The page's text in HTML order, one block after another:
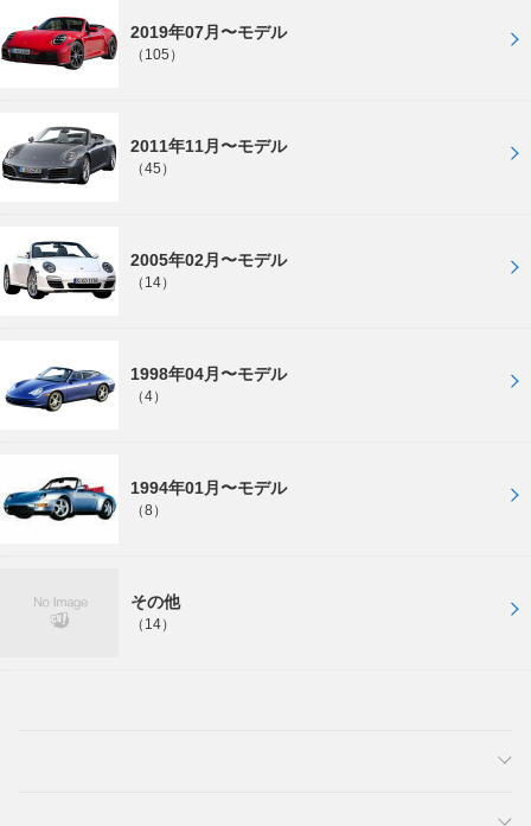
2019年07月〜モデル
（105）
2011年11月〜モデル
（45）
2005年02月〜モデル
（14）
1998年04月〜モデル
（4）
1994年01月〜モデル
（8）
その他
（14）